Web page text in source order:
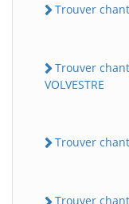
Trouver
Trouver
VOLVESTRE
Trouver
Trouver